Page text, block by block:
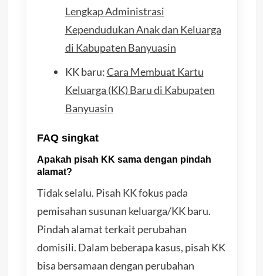
Lengkap Administrasi
Kependudukan Anak dan Keluarga
di Kabupaten Banyuasin
KK baru:Cara Membuat Kartu
Keluarga (KK) Baru di Kabupaten
Banyuasin
FAQ singkat
Apakah pisah KK sama dengan pindah
alamat?
Tidak selalu. Pisah KK fokus pada
pemisahan susunan keluarga/KK baru.
Pindah alamat terkait perubahan
domisili. Dalam beberapa kasus, pisah KK
bisa bersamaan dengan perubahan